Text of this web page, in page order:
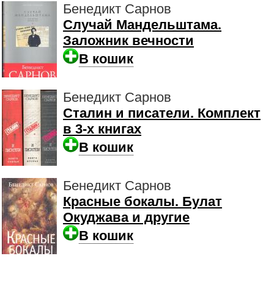
Бенедикт Сарнов
Случай Мандельштама.
Заложник вечности
В кошик
Бенедикт Сарнов
Сталин и писатели. Комплект
в 3-х книгах
В кошик
Бенедикт Сарнов
Красные бокалы. Булат
Окуджава и другие
В кошик